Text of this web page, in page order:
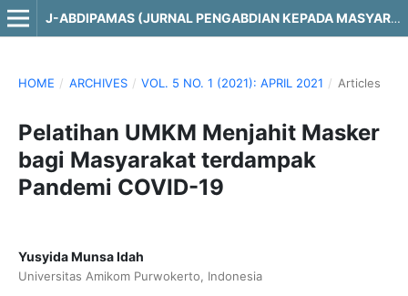
J-ABDIPAMAS (JURNAL PENGABDIAN KEPADA MASYARAKAT)
HOME / ARCHIVES / VOL. 5 NO. 1 (2021): APRIL 2021 / Articles
Pelatihan UMKM Menjahit Masker
bagi Masyarakat terdampak
Pandemi COVID-19
Yusyida Munsa Idah
Universitas Amikom Purwokerto, Indonesia